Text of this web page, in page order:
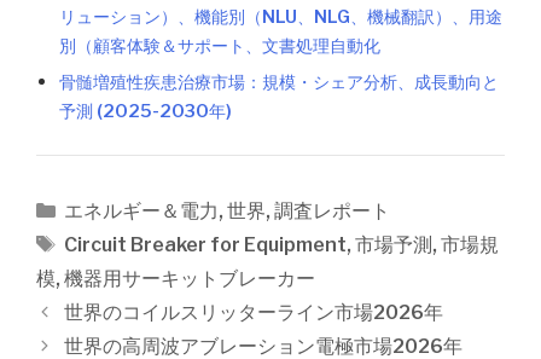
リューション）、機能別（NLU、NLG、機械翻訳）、用途
別（顧客体験＆サポート、文書処理自動化
骨髄増殖性疾患治療市場：規模・シェア分析、成長動向と
予測 (2025-2030年)
カ
テ
ゴ
リ
ー
エネルギー＆電力, 世界, 調査レポート
タ
グ
Circuit Breaker for Equipment, 市場予測 , 市場規
模, 機器用サーキットブレーカー
投
稿
世界のコイルスリッターライン市場2026年
世界の高周波アブレーション電極市場2026年